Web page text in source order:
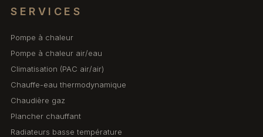
SERVICES
Pompe à chaleur
Pompe à chaleur air/eau
Climatisation (PAC air/air)
Chauffe-eau thermodynamique
Chaudière gaz
Plancher chauffant
Radiateurs basse température